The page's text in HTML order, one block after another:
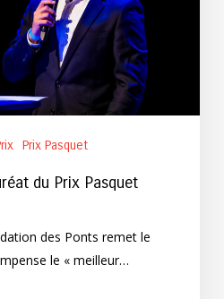
Prix Pasquet
du Prix Pasquet
des Ponts remet le
le « meilleur…